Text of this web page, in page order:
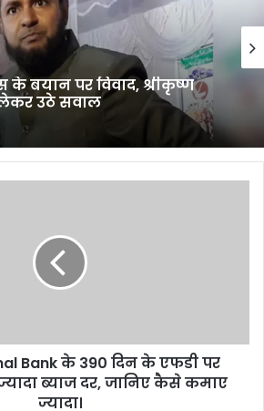
के बयान पर विवाद, श्रीकृष्ण
उठे सवाल
Bank के 390 दिन के एफडी पर
ब्याज दर, जानिए कैसे कमाए
ज्यादा।